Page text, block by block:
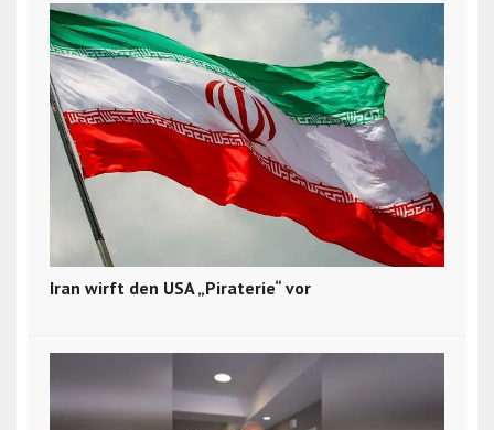
Iran wirft den USA „Piraterie“ vor